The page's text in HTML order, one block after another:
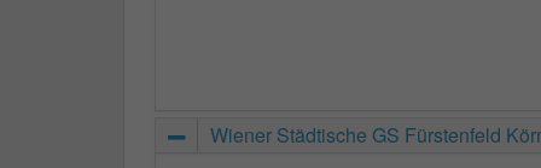
Wiener Städtische GS Fürstenfeld